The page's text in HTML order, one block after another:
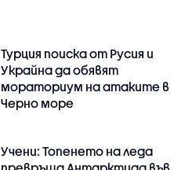
Турция поиска от Русия и
Украйна да обявят
мораториум на атаките в
Черно море
Учени: Топенето на леда